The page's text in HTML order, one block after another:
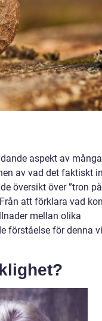
aspekt av många
av vad det faktiskt
översikt över ”tron
att förklara vad
mellan olika
förståelse för denna